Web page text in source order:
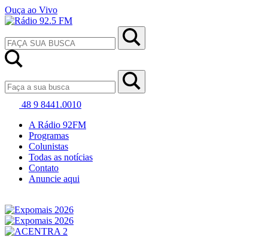
Ouça ao Vivo
48 9 8441.0010
A Rádio 92FM
Programas
Colunistas
Todas as notícias
Contato
Anuncie aqui